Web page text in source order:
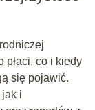
płaci, co i kiedy
się pojawić.
jak i